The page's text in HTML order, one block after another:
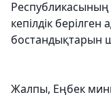
кепілдік
бостандықтарын
Жалпы, Еңбек